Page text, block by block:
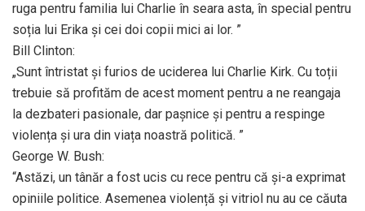
ruga pentru familia lui Charlie în seara asta, în special pentru
soția lui Erika și cei doi copii mici ai lor. ”
Bill Clinton:
„Sunt întristat și furios de uciderea lui Charlie Kirk. Cu toții
trebuie să profităm de acest moment pentru a ne reangaja
la dezbateri pasionale, dar pașnice și pentru a respinge
violența și ura din viața noastră politică. ”
George W. Bush:
“Astăzi, un tânăr a fost ucis cu rece pentru că și-a exprimat
opiniile politice. Asemenea violență și vitriol nu au ce căuta